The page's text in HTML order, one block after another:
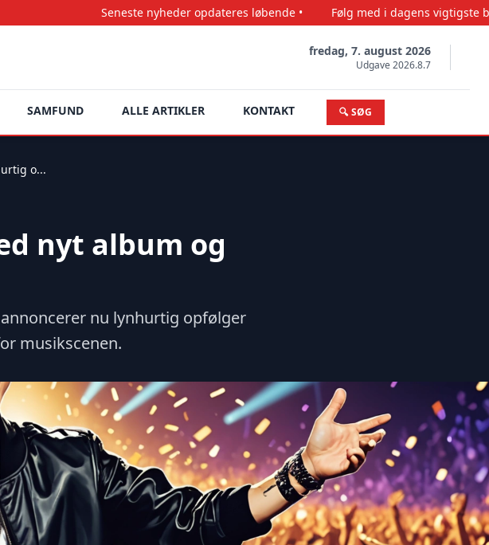
Seneste nyheder opdateres løbende • Følg med i dagens vigtigste begivenheder
fredag, 7. august 2026
Udgave 2026.8.7
SAMFUND ALLE ARTIKLER KONTAKT 🔍 SØG
o...
nyt album og
nu lynhurtig opfølger
musikscenen.